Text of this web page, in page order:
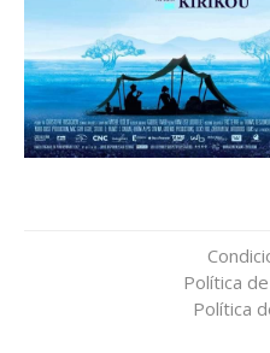
Política
Política